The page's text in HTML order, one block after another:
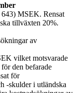
MSEK. Rensat
tillväxten 20%.
av
vilket motsvarade
den befarade
för
-skulder i utländska